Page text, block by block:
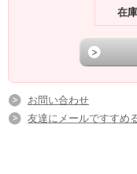
在庫
お問い合わせ
友達にメールですすめ